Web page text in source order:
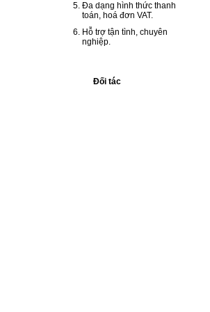
Đa dạng hình thức thanh
toán, hoá đơn VAT.
Hỗ trợ tận tình, chuyên
nghiệp.
Đối tác